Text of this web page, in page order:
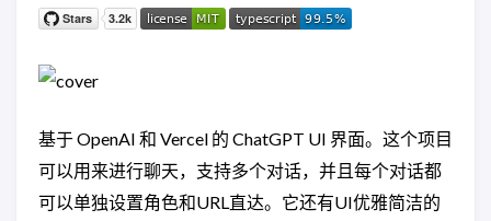
基于 OpenAI 和 Vercel 的 ChatGPT UI 界面。这个项目
可以用来进行聊天，支持多个对话，并且每个对话都
可以单独设置角色和URL直达。它还有UI优雅简洁的